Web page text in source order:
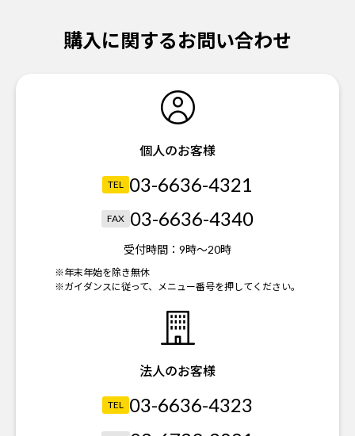
購入に関するお問い合わせ
個人のお客様
TEL 03-6636-4321
FAX 03-6636-4340
受付時間： 9時～20時
※年末年始を除き無休
※ガイダンスに従って、メニュー番号を押してください。
法人のお客様
TEL 03-6636-4323